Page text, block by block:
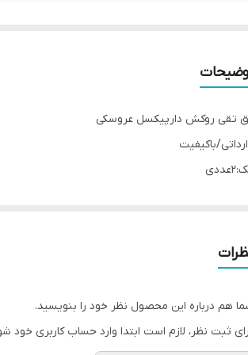
تقی روکش دارپیکسل عروسکی
باکیفیت
هم درباره این محصول نظر خود را بنویسید.
ثبت نظر، لازم است ابتدا وارد حساب کاربری خود